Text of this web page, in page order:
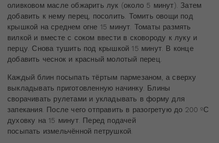
оливковом масле обжарить лук (около 5 минут). Затем
добавить к нему перец, посолить. Томить овощи под
крышкой на среднем огне 15 минут. Томаты размять
вилкой и вместе с соком ввести в сковороду к луку и
перцу. Снова тушить под крышкой 15 минут. В конце
добавить чеснок и красный молотый перец.
Каждый блин посыпать тёртым пармезаном, а сверху
выкладывать приготовленную начинку. Блины
сворачивать рулетами и укладывать в форму для
запекания. После чего отправить в разогретую до 200 ºС
духовку на 15 минут. Перед подачей
посыпать измельчённой петрушкой.